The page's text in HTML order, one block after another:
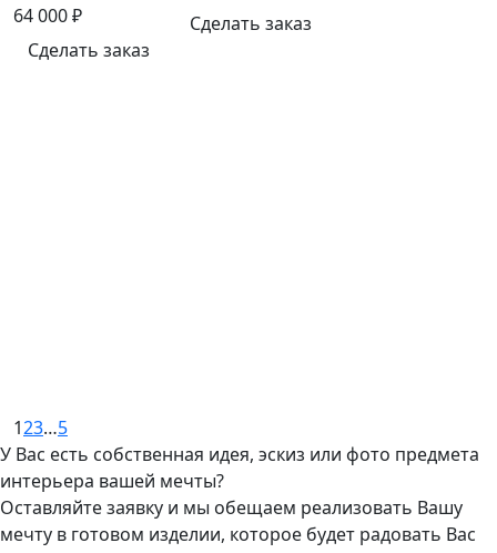
64 000₽
Сделать заказ
Сделать заказ
123…5
У Вас есть собственная идея, эскиз или фото предмета
интерьера вашей мечты?
Оставляйте заявку и мы обещаем реализовать Вашу
мечту в готовом изделии, которое будет радовать Вас